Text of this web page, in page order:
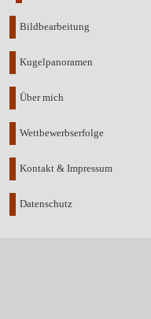
Bildbearbeitung
Kugelpanoramen
Über mich
Wettbewerbserfolge
Kontakt & Impressum
Datenschutz